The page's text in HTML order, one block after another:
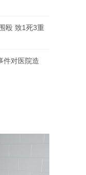
殴 致1死3重
件对医院造